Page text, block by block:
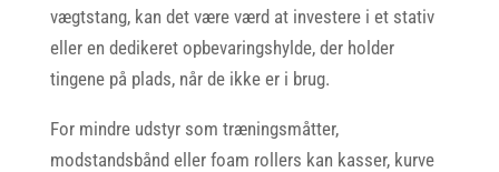
vægtstang, kan det være værd at investere i et stativ
eller en dedikeret opbevaringshylde, der holder
tingene på plads, når de ikke er i brug.
For mindre udstyr som træningsmåtter,
modstandsbånd eller foam rollers kan kasser, kurve